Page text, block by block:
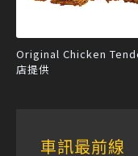
Original Chicken
店提供
車訊最前線